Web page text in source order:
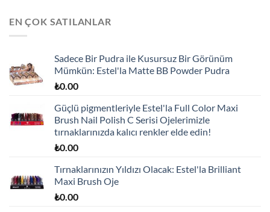
EN ÇOK SATILANLAR
Sadece Bir Pudra ile Kusursuz Bir Görünüm
Mümkün: Estel'la Matte BB Powder Pudra
₺0.00
Güçlü pigmentleriyle Estel'la Full Color Maxi
Brush Nail Polish C Serisi Ojelerimizle
tırnaklarınızda kalıcı renkler elde edin!
₺0.00
Tırnaklarınızın Yıldızı Olacak: Estel'la Brilliant
Maxi Brush Oje
₺0.00